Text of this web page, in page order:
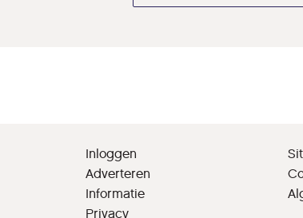
Inloggen
Adverteren
Informatie
Privacy